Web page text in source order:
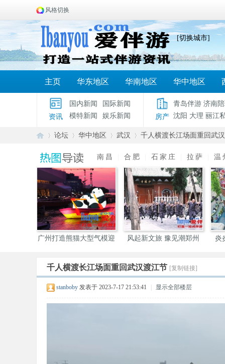
风格切换
[切换城市]
主页 华东地区 华南地区 华中地区
资讯
国内新闻
国际新闻
模特新闻
娱乐新闻 房产
青岛伴游 济南
沈阳 大理 丽江
爱
伴
论坛
›
华中地区 武汉
›
千人横渡长江场面重回武
南昌 合肥 石家庄 拉萨 温
广州打造熊猫大型气模迎
风起新文旅 豫见潮郑州 炎
千人横渡长江场面重回武汉渡江节 [复制链接]
stanboby 发表于 2023-7-17 21:53:41 显示全部楼层